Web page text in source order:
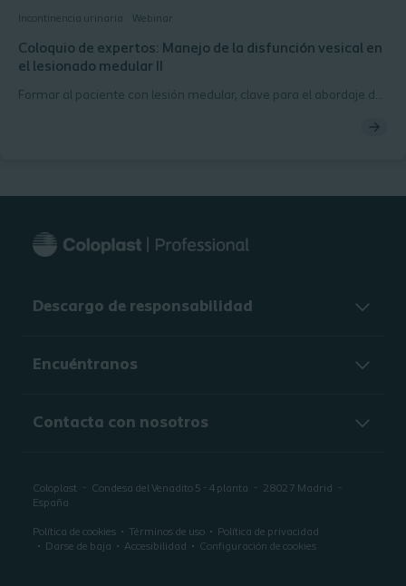
Incontinencia urinaria Webinar
Coloquio de expertos: Manejo de la disfunción vesical en
el lesionado medular II
Formar al paciente con lesión medular, clave para el abordaje de
Descargo de responsabilidad
Encuéntranos
Contacta con nosotros
Coloplast Condesa del Venadito 5 - 4 planta 28027 Madrid
España
Política de cookies Términos de uso
Política de privacidad
Darse de baja
Accesibilidad Configuración de cookies